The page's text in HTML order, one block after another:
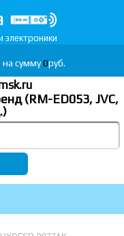
электроники
на сумму0руб.
(RM-ED053, JVC,
)